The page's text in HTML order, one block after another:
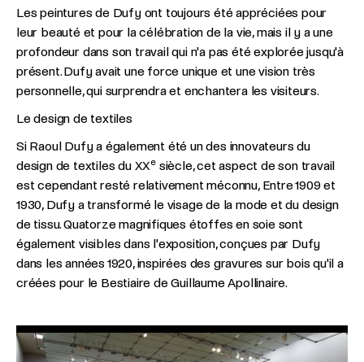
Les peintures de Dufy ont toujours été appréciées pour
leur beauté et pour la célébration de la vie, mais il y a une
profondeur dans son travail qui n'a pas été explorée jusqu'à
présent. Dufy avait une force unique et une vision très
personnelle, qui surprendra et enchantera les visiteurs.
Le design de textiles
Si Raoul Dufy a également été un des innovateurs du
design de textiles du XXe siècle, cet aspect de son travail
est cependant resté relativement méconnu, Entre 1909 et
1930, Dufy a transformé le visage de la mode et du design
de tissu. Quatorze magnifiques étoffes en soie sont
également visibles dans l'exposition, conçues par Dufy
dans les années 1920, inspirées des gravures sur bois qu'il a
créées pour le Bestiaire de Guillaume Apollinaire.